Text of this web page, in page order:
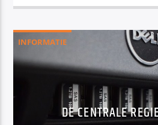
INFORMATIE
DE CENTRALE